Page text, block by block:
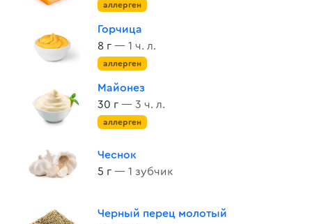
аллерген
Горчица
8 г — 1 ч. л.
аллерген
Майонез
30 г — 3 ч. л.
аллерген
Чеснок
5 г — 1 зубчик
Черный перец молотый